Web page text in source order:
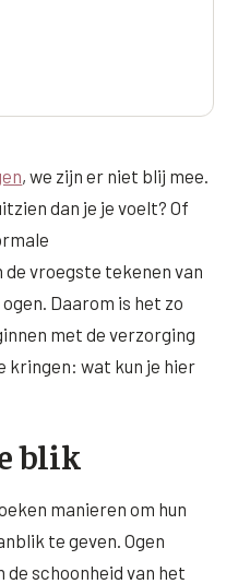
, we zijn er niet blij mee.
dan je je voelt? Of
vroegste tekenen van
Daarom is het zo
met de verzorging
kringen: wat kun je hier
blik
manieren om hun
te geven. Ogen
schoonheid van het